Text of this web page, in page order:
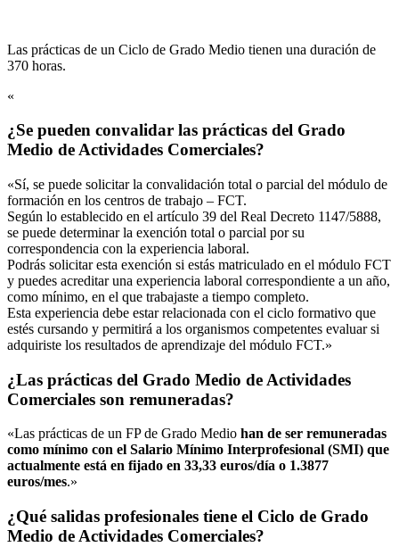
Las prácticas de un Ciclo de Grado Medio tienen una duración de
370 horas.
«
¿Se pueden convalidar las prácticas del Grado
Medio de Actividades Comerciales?
«Sí, se puede solicitar la convalidación total o parcial del módulo de
formación en los centros de trabajo – FCT.
Según lo establecido en el artículo 39 del Real Decreto 1147/5888,
se puede determinar la exención total o parcial por su
correspondencia con la experiencia laboral.
Podrás solicitar esta exención si estás matriculado en el módulo FCT
y puedes acreditar una experiencia laboral correspondiente a un año,
como mínimo, en el que trabajaste a tiempo completo.
Esta experiencia debe estar relacionada con el ciclo formativo que
estés cursando y permitirá a los organismos competentes evaluar si
adquiriste los resultados de aprendizaje del módulo FCT.»
¿Las prácticas del Grado Medio de Actividades
Comerciales son remuneradas?
«Las prácticas de un FP de Grado Medio han de ser remuneradas
como mínimo con el Salario Mínimo Interprofesional (SMI) que
actualmente está en fijado en 33,33 euros/día o 1.3877
euros/mes.»
¿Qué salidas profesionales tiene el Ciclo de Grado
Medio de Actividades Comerciales?